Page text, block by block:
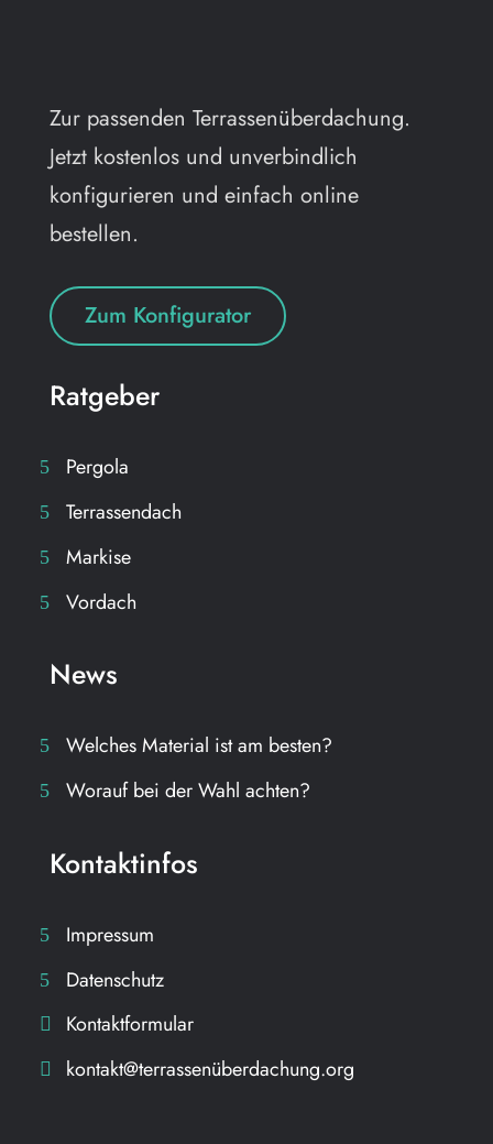
Zur passenden Terrassenüberdachung.
Jetzt kostenlos und unverbindlich
konfigurieren und einfach online
bestellen.
Zum Konfigurator
Ratgeber
Pergola
Terrassendach
Markise
Vordach
News
Welches Material ist am besten?
Worauf bei der Wahl achten?
Kontaktinfos
Impressum
Datenschutz
Kontaktformular
kontakt@terrassenüberdachung.org